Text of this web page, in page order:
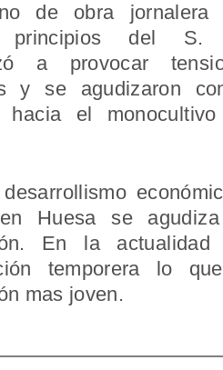
de obra jornalera
principios del S.
a provocar
y se agudizaron
hacia el
Huesa se
En la
temporera lo
mas joven.